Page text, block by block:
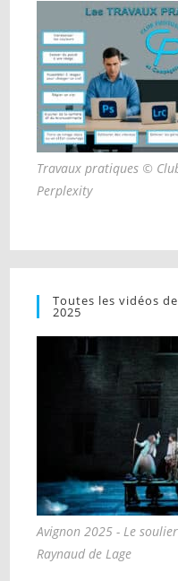
Travaux pratiques ©
Perplexity
Toutes les vidéos
2025
Avignon 2025 - Le
Raynaud de Lage